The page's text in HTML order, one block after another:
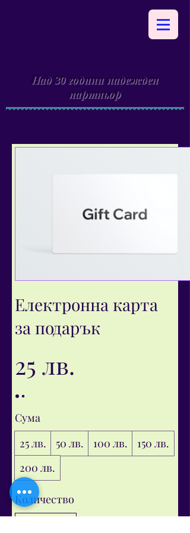
Над30години надежден
партньор
Електронна карта
за подарък
25 лв.
Сума
25 лв.
50 лв. 100 лв.
150 лв.
200 лв.
Количество